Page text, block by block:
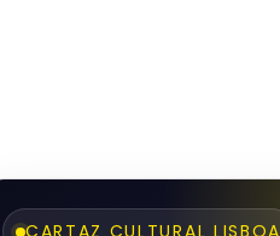
CARTAZ CULTURAL LISBOA